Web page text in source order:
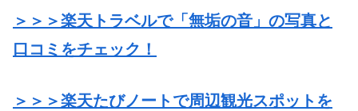
＞＞＞楽天トラベルで「無垢の音」の写真と
口コミをチェック！
＞＞＞楽天たびノートで周辺観光スポットを